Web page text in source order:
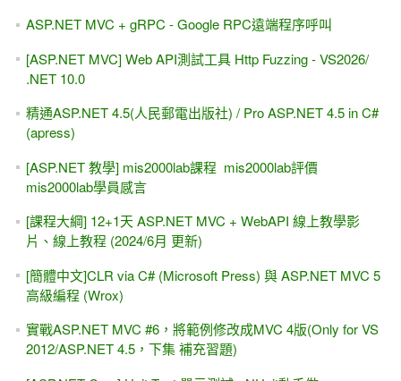
ASP.NET MVC + gRPC - Google RPC遠端程序呼叫
[ASP.NET MVC] Web API測試工具 Http Fuzzing - VS2026/
.NET 10.0
精通ASP.NET 4.5(人民郵電出版社) / Pro ASP.NET 4.5 in C#
(apress)
[ASP.NET 教學] mis2000lab課程 mis2000lab評價
mis2000lab學員感言
[課程大綱] 12+1天 ASP.NET MVC + WebAPI 線上教學影
片、線上教程 (2024/6月 更新)
[簡體中文]CLR via C# (Microsoft Press) 與 ASP.NET MVC 5
高級編程 (Wrox)
實戰ASP.NET MVC #6，將範例修改成MVC 4版(Only for VS
2012/ASP.NET 4.5，下集 補充習題)